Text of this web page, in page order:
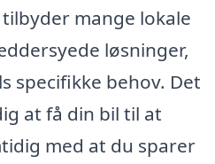
mange lokale
løsninger,
specifikke behov. Det
at få din bil til at
med at du sparer